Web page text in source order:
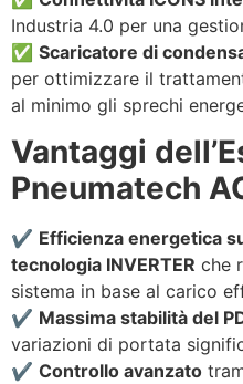
Industria 4.0 per una
✅ Scaricatore di
per ottimizzare il
al minimo gli sprechi
Vantaggi
Pneumatech
✔️ Efficienza energetica
tecnologia INVERTER che
sistema in base al carico
✔️ Massima stabilità del
variazioni di portata
✔️ Controllo avanzato